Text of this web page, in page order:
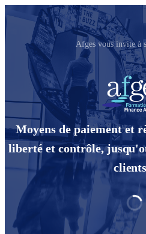
Afges vous invite à
Moyens de paiement et
liberté et contrôle,